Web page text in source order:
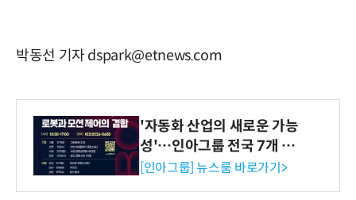
박동선 기자 dspark@etnews.com
'자동화 산업의 새로운 가능
성'…인아그룹 전국 7개 도
시 세미나 페어 개최
[인아그룹] 뉴스룸 바로가기>